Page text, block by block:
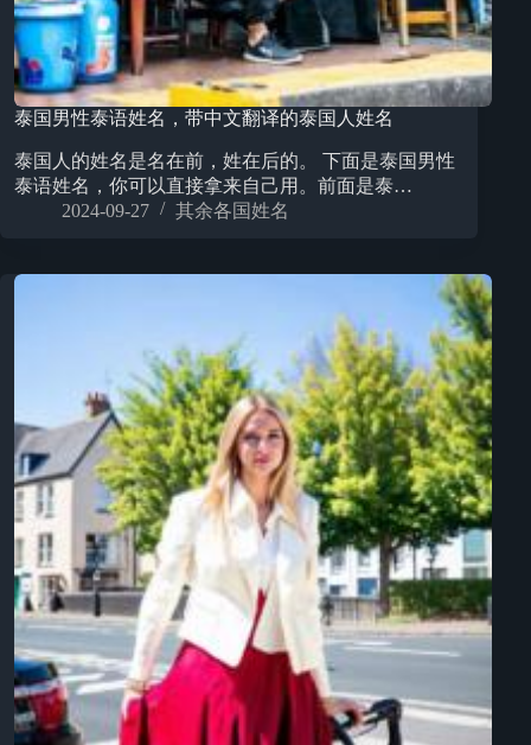
泰国男性泰语姓名，带中文翻译的泰国人姓名
泰国人的姓名是名在前，姓在后的。 下面是泰国男性
泰语姓名，你可以直接拿来自己用。前面是泰…
2024-09-27
其余各国姓名